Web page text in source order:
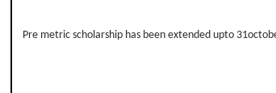
Pre metric scholarship has been extended upto